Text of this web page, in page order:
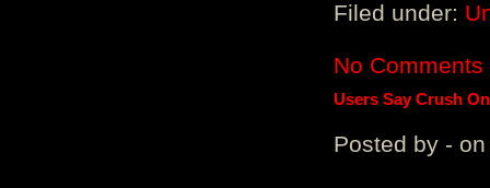
Filed under:
No Comments
Users Say Crush
Posted by - on